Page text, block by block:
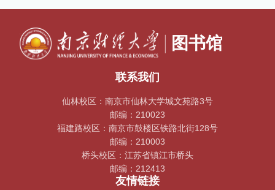
联系我们
仙林校区：南京市仙林大学城文苑路3号
邮编：210023
福建路校区：南京市鼓楼区铁路北街128号
邮编：210003
桥头校区：江苏省镇江市桥头
邮编：212413
友情链接